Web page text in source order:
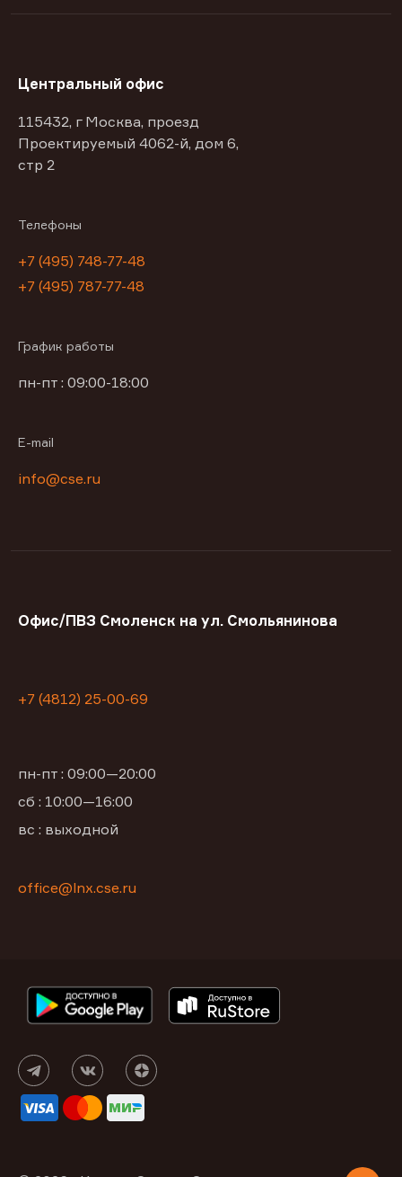
Центральный офис
115432, г Москва, проезд
Проектируемый 4062-й, дом 6,
стр 2
Телефоны
+7 (495) 748-77-48
+7 (495) 787-77-48
График работы
пн-пт : 09:00-18:00
E-mail
info@cse.ru
Офис/ПВЗ Смоленск на ул. Смольянинова
+7 (4812) 25-00-69
пн-пт : 09:00—20:00
сб : 10:00—16:00
вс : выходной
office@lnx.cse.ru